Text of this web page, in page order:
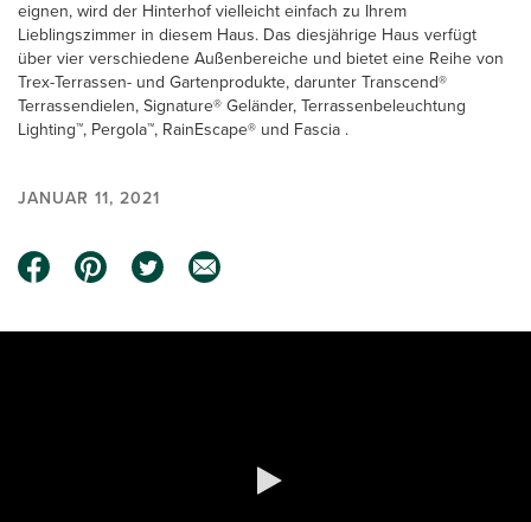
eignen, wird der Hinterhof vielleicht einfach zu Ihrem
Lieblingszimmer in diesem Haus. Das diesjährige Haus verfügt
über vier verschiedene Außenbereiche und bietet eine Reihe von
Trex-Terrassen- und Gartenprodukte, darunter Transcend®
Terrassendielen, Signature® Geländer, Terrassenbeleuchtung
Lighting™, Pergola™, RainEscape® und Fascia .
JANUAR 11, 2021